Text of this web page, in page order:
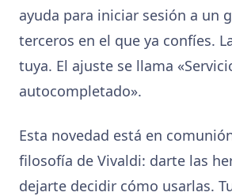
ayuda para iniciar sesión a un
terceros en el que ya confíes.
tuya. El ajuste se llama
autocompletado».
Esta novedad está en
filosofía de Vivaldi: darte las
dejarte decidir cómo usarlas.